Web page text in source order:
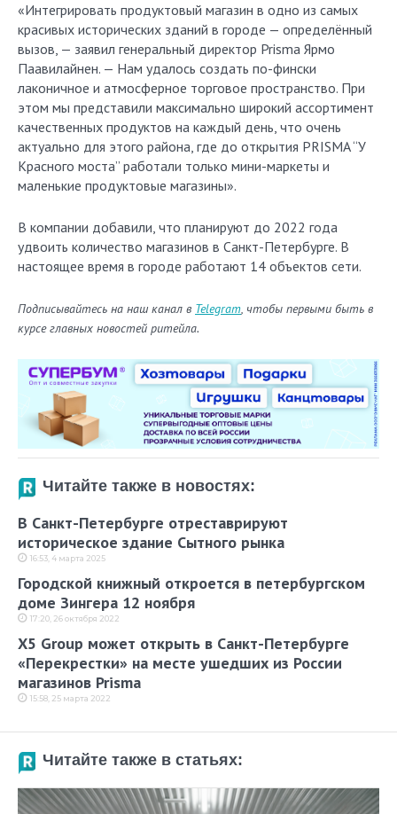
«Интегрировать продуктовый магазин в одно из самых
красивых исторических зданий в городе — определённый
вызов, — заявил генеральный директор Prisma Ярмо
Паавилайнен. — Нам удалось создать по-фински
лаконичное и атмосферное торговое пространство. При
этом мы представили максимально широкий ассортимент
качественных продуктов на каждый день, что очень
актуально для этого района, где до открытия PRISMA “У
Красного моста” работали только мини-маркеты и
маленькие продуктовые магазины».
В компании добавили, что планируют до 2022 года
удвоить количество магазинов в Санкт-Петербурге. В
настоящее время в городе работают 14 объектов сети.
Подписывайтесь на наш канал в Telegram, чтобы первыми быть в
курсе главных новостей ритейла.
Читайте также в новостях:
В Санкт-Петербурге отреставрируют
историческое здание Сытного рынка
16:53, 4 марта 2025
Городской книжный откроется в петербургском
доме Зингера 12 ноября
17:20, 26 октября 2022
X5 Group может открыть в Санкт-Петербурге
«Перекрестки» на месте ушедших из России
магазинов Prisma
15:58, 25 марта 2022
Читайте также в статьях: